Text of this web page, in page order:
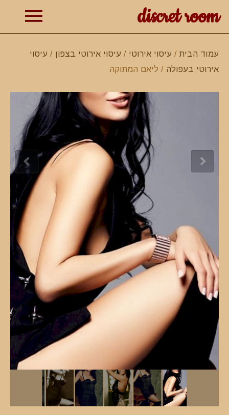
discret room
עמוד הבית / עיסוי אירוטי / עיסוי אירוטי בצפון / עיסוי
אירוטי בעפולה / ליאם המתוקה